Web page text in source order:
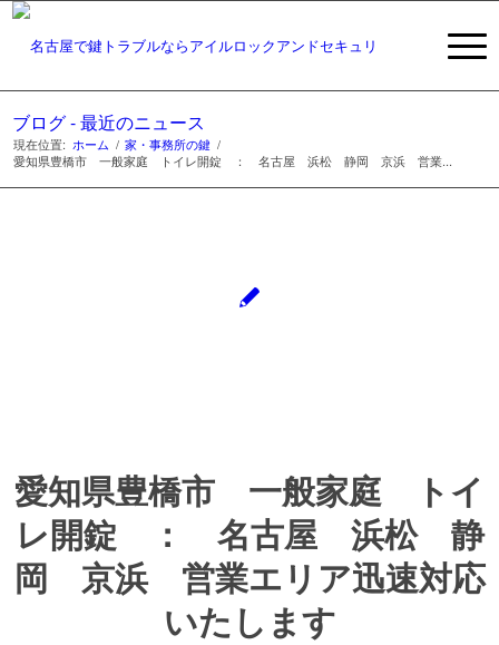
ブログ - 最近のニュース
現在位置: ホーム / 家・事務所の鍵 /
愛知県豊橋市 一般家庭 トイレ開錠 ： 名古屋 浜松 静岡 京浜 営業...
愛知県豊橋市 一般家庭 トイ
レ開錠 ： 名古屋 浜松 静
岡 京浜 営業エリア迅速対応
いたします